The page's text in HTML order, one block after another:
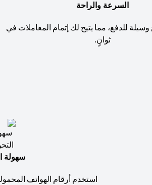
السرعة والراحة
للدفع، مما يتيح لك إتمام المعاملات في
ثوانٍ.
سهولة